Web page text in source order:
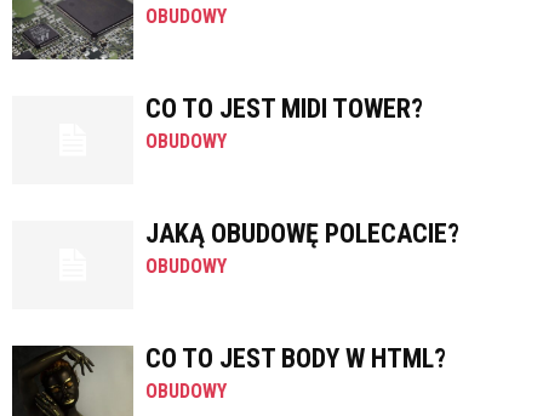
OBUDOWY
CO TO JEST MIDI TOWER?
OBUDOWY
JAKĄ OBUDOWĘ POLECACIE?
OBUDOWY
CO TO JEST BODY W HTML?
OBUDOWY